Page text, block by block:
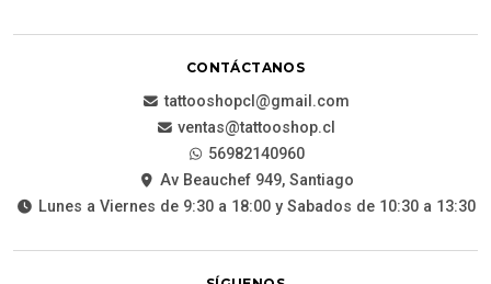
CONTÁCTANOS
tattooshopcl@gmail.com
ventas@tattooshop.cl
56982140960
Av Beauchef 949, Santiago
Lunes a Viernes de 9:30 a 18:00 y Sabados de 10:30 a 13:30